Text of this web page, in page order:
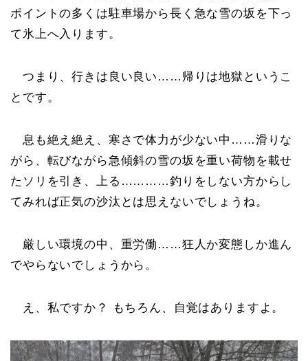
ポイントの多くは駐車場から長く急な雪の坂を下っ
て氷上へ入ります。
つまり、行きは良い良い……帰りは地獄というこ
とです。
息も絶え絶え、寒さで体力が少ない中……滑りな
がら、転びながら急傾斜の雪の坂を重い荷物を載せ
たソリを引き、上る…………釣りをしない方からし
てみれば正気の沙汰とは思えないでしょうね。
厳しい環境の中、重労働……狂人か変態しか進ん
でやらないでしょうから。
え、私ですか？ もちろん、自覚はありますよ。